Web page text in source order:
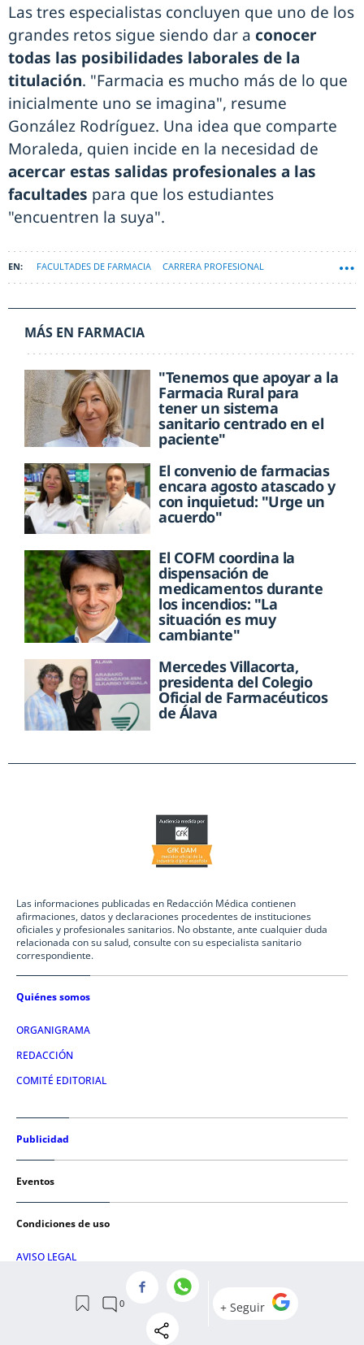
Las tres especialistas concluyen que uno de los
grandes retos sigue siendo dar a conocer
todas las posibilidades laborales de la
titulación. "Farmacia es mucho más de lo que
inicialmente uno se imagina", resume
González Rodríguez. Una idea que comparte
Moraleda, quien incide en la necesidad de
acercar estas salidas profesionales a las
facultades para que los estudiantes
"encuentren la suya".
FACULTADES DE FARMACIA CARRERA PROFESIONAL
MÁS EN FARMACIA
"Tenemos que apoyar a la
Farmacia Rural para
tener un sistema
sanitario centrado en el
paciente"
El convenio de farmacias
encara agosto atascado y
con inquietud: "Urge un
acuerdo"
El COFM coordina la
dispensación de
medicamentos durante
los incendios: "La
situación es muy
cambiante"
Mercedes Villacorta,
presidenta del Colegio
Oficial de Farmacéuticos
de Álava
Las informaciones publicadas en Redacción Médica contienen
afirmaciones, datos y declaraciones procedentes de instituciones
oficiales y profesionales sanitarios. No obstante, ante cualquier duda
relacionada con su salud, consulte con su especialista sanitario
correspondiente.
Quiénes somos
ORGANIGRAMA
REDACCIÓN
COMITÉ EDITORIAL
Publicidad
Eventos
Condiciones de uso
AVISO LEGAL
POLÍTICA DE COOKIES